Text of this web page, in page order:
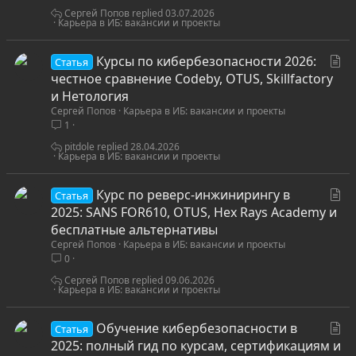
Карьера в ИБ: вакансии и проекты
03.07.2026
Сергей Попов
Статья
Курсы по кибербезопасности 2026:
честное сравнение Codeby, OTUS, Skillfactory
и Нетология
Сергей Попов Карьера в ИБ: вакансии и проекты
1
Карьера в ИБ: вакансии и проекты
28.04.2026
pitdole
Статья
Курс по реверс-инжинирингу в
2025: SANS FOR610, OTUS, Hex Rays Academy и
бесплатные альтернативы
Сергей Попов Карьера в ИБ: вакансии и проекты
0
Карьера в ИБ: вакансии и проекты
09.06.2026
Сергей Попов
Статья
Обучение кибербезопасности в
2025: полный гид по курсам, сертификациям и